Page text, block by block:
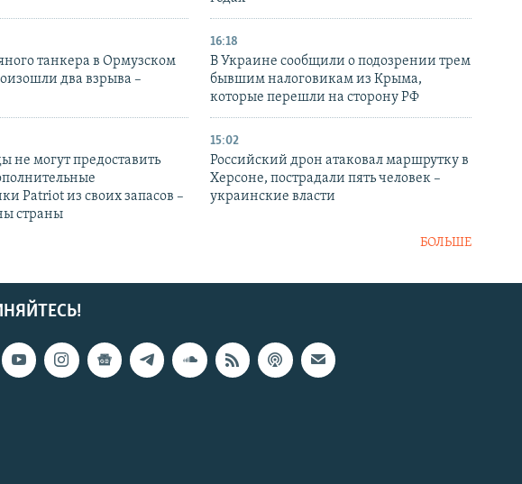
танкера в Ормузском
два взрыва –
16:18
В Украине сообщили о подозрении трем
бывшим налоговикам из Крыма,
которые перешли на сторону РФ
не могут предоставить
Patriot из своих запасов –
страны
15:02
Российский дрон атаковал маршрутку в
Херсоне, пострадали пять человек –
украинские власти
БОЛЬШЕ